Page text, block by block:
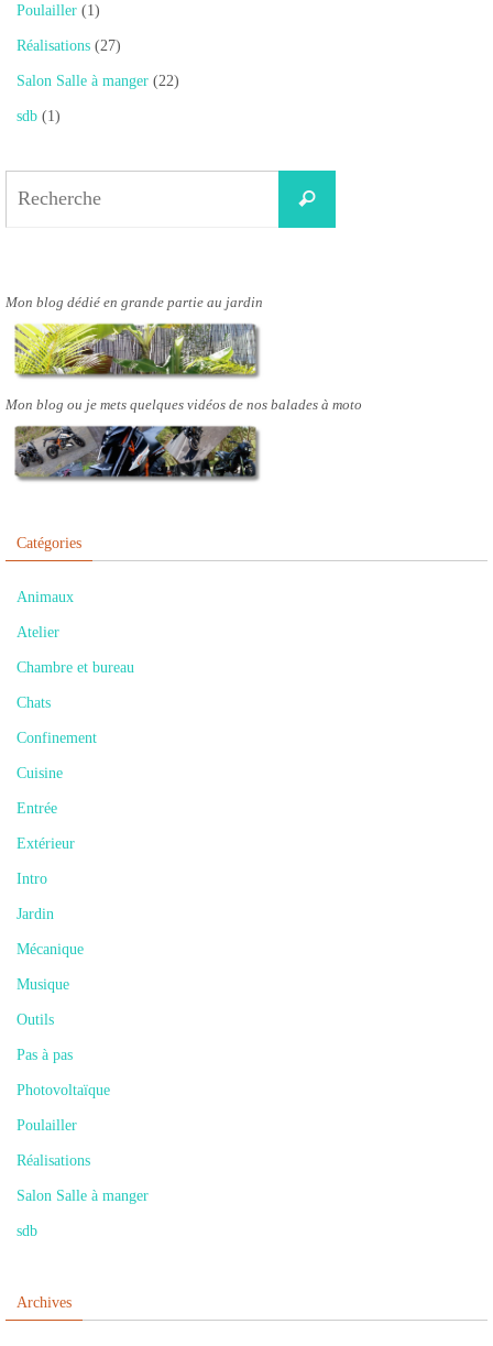
Poulailler (1)
Réalisations (27)
Salon Salle à manger (22)
sdb (1)
Recherche
Mon blog dédié en grande partie au jardin
Mon blog ou je mets quelques vidéos de nos balades à moto
Catégories
Animaux
Atelier
Chambre et bureau
Chats
Confinement
Cuisine
Entrée
Extérieur
Intro
Jardin
Mécanique
Musique
Outils
Pas à pas
Photovoltaïque
Poulailler
Réalisations
Salon Salle à manger
sdb
Archives